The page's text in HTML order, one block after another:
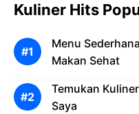
Kuliner Hits
Menu
Makan Sehat
Temukan
Saya